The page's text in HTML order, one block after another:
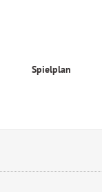
Spielplan